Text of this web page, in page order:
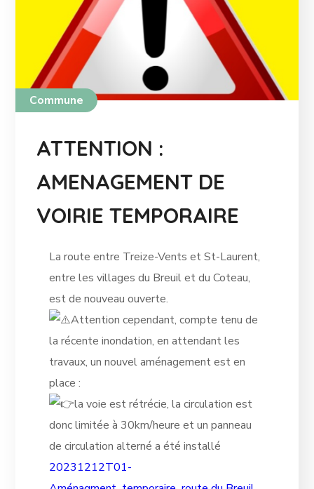
Commune
ATTENTION :
AMENAGEMENT DE
VOIRIE TEMPORAIRE
La route entre Treize-Vents et St-Laurent,
entre les villages du Breuil et du Coteau,
est de nouveau ouverte.
Attention cependant, compte tenu de
la récente inondation, en attendant les
travaux, un nouvel aménagement est en
place :
la voie est rétrécie, la circulation est
donc limitée à 30km/heure et un panneau
de circulation alterné a été installé
20231212T01-